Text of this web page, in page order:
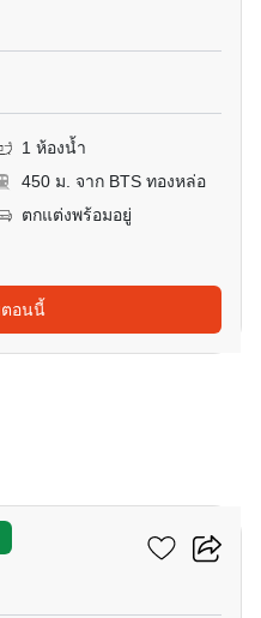
1 ห้องน้ำ
450 ม. จาก BTS ทองหล่อ
ตกแต่งพร้อมอยู่
ตอนนี้